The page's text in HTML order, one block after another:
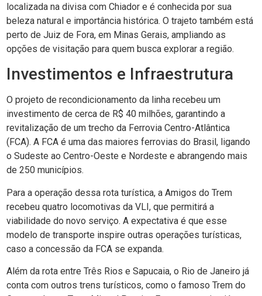
localizada na divisa com Chiador e é conhecida por sua
beleza natural e importância histórica. O trajeto também está
perto de Juiz de Fora, em Minas Gerais, ampliando as
opções de visitação para quem busca explorar a região.
Investimentos e Infraestrutura
O projeto de recondicionamento da linha recebeu um
investimento de cerca de R$ 40 milhões, garantindo a
revitalização de um trecho da Ferrovia Centro-Atlântica
(FCA). A FCA é uma das maiores ferrovias do Brasil, ligando
o Sudeste ao Centro-Oeste e Nordeste e abrangendo mais
de 250 municípios.
Para a operação dessa rota turística, a Amigos do Trem
recebeu quatro locomotivas da VLI, que permitirá a
viabilidade do novo serviço. A expectativa é que esse
modelo de transporte inspire outras operações turísticas,
caso a concessão da FCA se expanda.
Além da rota entre Três Rios e Sapucaia, o Rio de Janeiro já
conta com outros trens turísticos, como o famoso Trem do